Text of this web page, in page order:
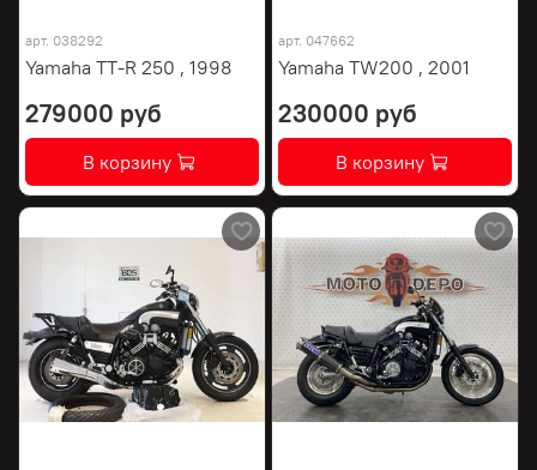
арт. 038292
Yamaha TT-R 250 , 1998
279000 руб
В корзину
арт. 047662
Yamaha TW200 , 2001
230000 руб
В корзину